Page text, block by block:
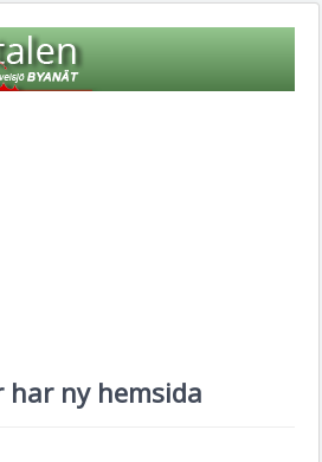
har ny hemsida